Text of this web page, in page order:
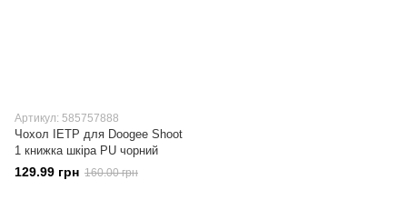
Артикул: 585757888
Чохол IETP для Doogee Shoot
1 книжка шкіра PU чорний
129.99 грн 160.00 грн